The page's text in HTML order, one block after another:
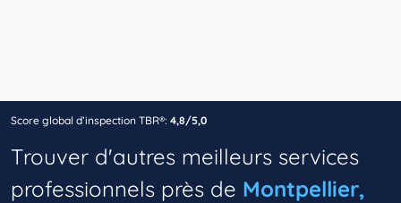
Score global d’inspection TBR®: 4,8/5,0
Trouver d'autres meilleurs services
professionnels près de Montpellier,